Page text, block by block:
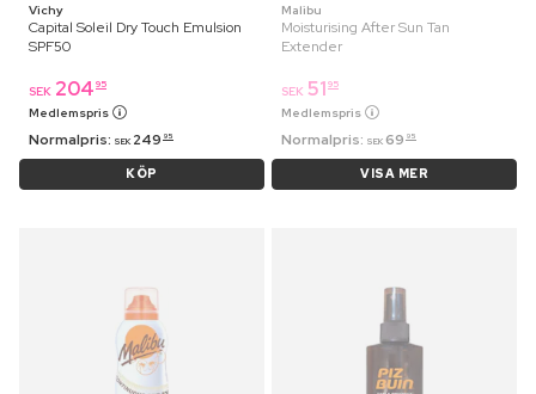
Vichy
Capital Soleil Dry Touch Emulsion
SPF50
SEK 204 95
Medlemspris
Normalpris: SEK 249 95
KÖP
Malibu
Moisturising After Sun Tan
Extender
SEK 51 95
Medlemspris
Normalpris: SEK 69 95
VISA MER